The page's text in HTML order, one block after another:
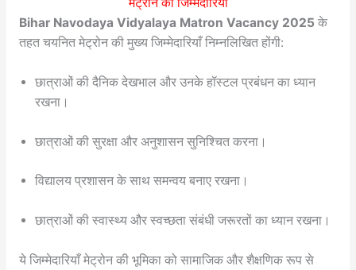
Bihar Navodaya Vidyalaya Matron Vacancy 2025 के
तहत चयनित मेट्रोन की मुख्य जिम्मेदारियाँ निम्नलिखित होंगी:
छात्राओं की दैनिक देखभाल और उनके हॉस्टल प्रबंधन का ध्यान
रखना।
छात्राओं की सुरक्षा और अनुशासन सुनिश्चित करना।
विद्यालय प्रशासन के साथ समन्वय बनाए रखना।
छात्राओं की स्वास्थ्य और स्वच्छता संबंधी जरूरतों का ध्यान रखना।
ये जिम्मेदारियाँ मेट्रोन की भूमिका को सामाजिक और शैक्षणिक रूप से